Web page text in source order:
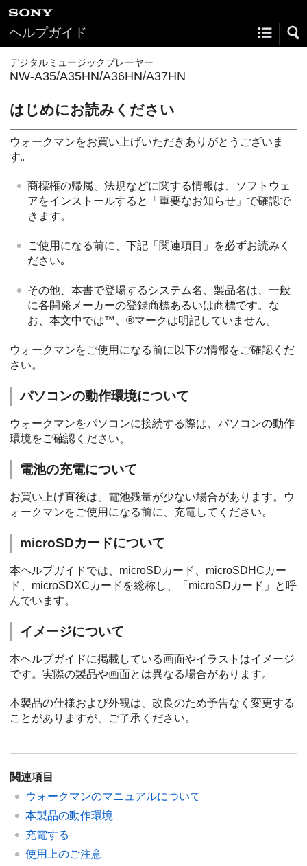
ヘルプガイド
デジタルミュージックプレーヤー
NW-A35/A35HN/A36HN/A37HN
はじめにお読みください
ウォークマンをお買い上げいただきありがとうございま
す｡
商標権の帰属、法規などに関する情報は、ソフトウェ
アをインストールすると「重要なお知らせ」で確認で
きます。
ご使用になる前に、下記「関連項目」を必ずお読みく
ださい｡
その他、本書で登場するシステム名、製品名は、一般
に各開発メーカーの登録商標あるいは商標です。な
お、本文中では™、®マークは明記していません。
ウォークマンをご使用になる前に以下の情報をご確認くだ
さい。
パソコンの動作環境について
ウォークマンをパソコンに接続する際は、パソコンの動作
環境をご確認ください。
電池の充電について
お買い上げ直後は、電池残量が少ない場合があります。ウ
ォークマンをご使用になる前に、充電してください。
microSDカードについて
本ヘルプガイドでは、microSDカード、microSDHCカー
ド、microSDXCカードを総称し、「microSDカード」と呼
んでいます。
イメージについて
本ヘルプガイドに掲載している画面やイラストはイメージ
です。実際の製品や画面とは異なる場合があります。
本製品の仕様および外観は、改良のため予告なく変更する
ことがありますが、ご了承ください。
関連項目
ウォークマンのマニュアルについて
本製品の動作環境
充電する
使用上のご注意